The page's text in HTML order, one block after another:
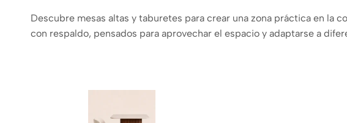
Descubre mesas altas y taburetes para crear una zona práctica en la
con respaldo, pensados para aprovechar el espacio y adaptarse a